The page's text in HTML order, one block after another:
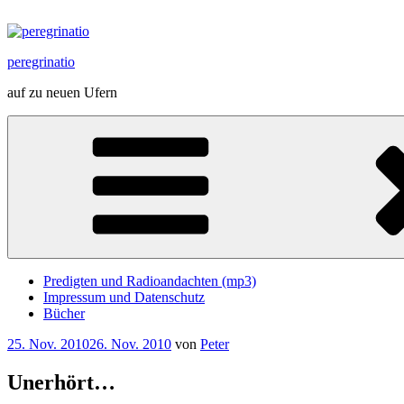
Inhalt
peregrinatio
auf zu neuen Ufern
Predigten und Radioandachten (mp3)
Impressum und Datenschutz
Bücher
Veröffentlicht
25. Nov. 201026. Nov. 2010 von Peter
Unerhört…